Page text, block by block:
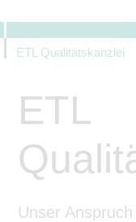
ETL Qualitätskanzlei
ETL
Unser